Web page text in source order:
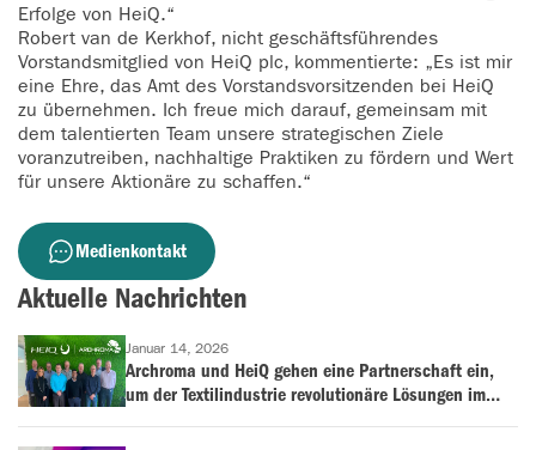
Erfolge von HeiQ.“
Robert van de Kerkhof, nicht geschäftsführendes
Vorstandsmitglied von HeiQ plc, kommentierte: „Es ist mir
eine Ehre, das Amt des Vorstandsvorsitzenden bei HeiQ
zu übernehmen. Ich freue mich darauf, gemeinsam mit
dem talentierten Team unsere strategischen Ziele
voranzutreiben, nachhaltige Praktiken zu fördern und Wert
für unsere Aktionäre zu schaffen.“
Medienkontakt
Aktuelle Nachrichten
Januar 14, 2026
Archroma und HeiQ gehen eine Partnerschaft ein,
um der Textilindustrie revolutionäre Lösungen im